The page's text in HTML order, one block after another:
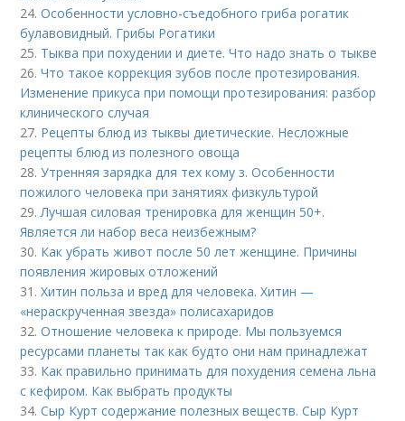
24.Особенности условно-съедобного гриба рогатик
булавовидный. Грибы Рогатики
25. Тыква при похудении и диете. Что надо знать о тыкве
26.Что такое коррекция зубов после протезирования.
Изменение прикуса при помощи протезирования: разбор
клинического случая
27. Рецепты блюд из тыквы диетические. Несложные
рецепты блюд из полезного овоща
28.Утренняя зарядка для тех кому з. Особенности
пожилого человека при занятиях физкультурой
29.Лучшая силовая тренировка для женщин 50+.
Является ли набор веса неизбежным?
30. Как убрать живот после 50 лет женщине. Причины
появления жировых отложений
31.Хитин польза и вред для человека. Хитин —
«нераскрученная звезда» полисахаридов
32.Отношение человека к природе. Мы пользуемся
ресурсами планеты так как будто они нам принадлежат
33. Как правильно принимать для похудения семена льна
с кефиром. Как выбрать продукты
34.Сыр Курт содержание полезных веществ. Сыр Курт